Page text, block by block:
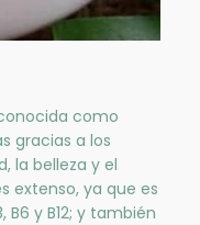
como
gracias a los
la belleza y el
extenso, ya que es
B6 y B12; y también